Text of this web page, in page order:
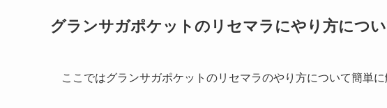
グランサガポケットのリセマラにやり方につ
ここではグランサガポケットのリセマラのやり方について簡単に